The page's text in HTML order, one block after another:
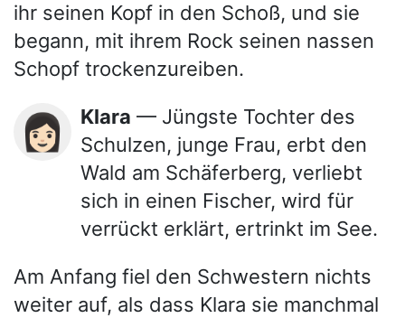
ihr seinen Kopf in den Schoß, und sie
begann, mit ihrem Rock seinen nassen
Schopf trockenzureiben.
👩🏻 Klara — Jüngste Tochter des
Schulzen, junge Frau, erbt den
Wald am Schäferberg, verliebt
sich in einen Fischer, wird für
verrückt erklärt, ertrinkt im See.
Am Anfang fiel den Schwestern nichts
weiter auf, als dass Klara sie manchmal